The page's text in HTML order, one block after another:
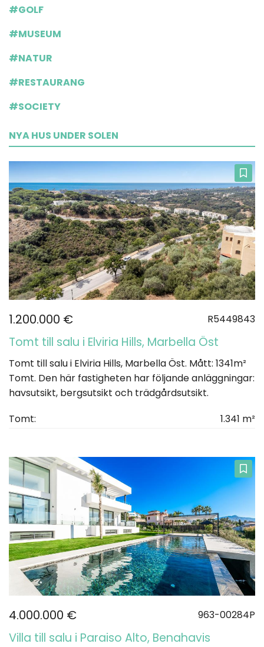
#GOLF
#MUSEUM
#NATUR
#RESTAURANG
#SOCIETY
NYA HUS UNDER SOLEN
1.200.000 € R5449843
Tomt till salu i Elviria Hills, Marbella Öst
Tomt till salu i Elviria Hills, Marbella Öst. Mått: 1341m²
Tomt. Den här fastigheten har följande anläggningar:
havsutsikt, bergsutsikt och trädgårdsutsikt.
Tomt:
1.341 m²
4.000.000 € 963-00284P
Villa till salu i Paraiso Alto, Benahavis